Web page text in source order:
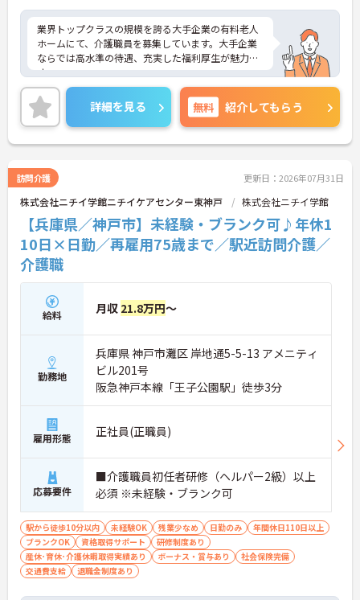
業界トップクラスの規模を誇る大手企業の有料老人
ホームにて、介護職員を募集しています。大手企業
ならでは高水準の待遇、充実した福利厚生が魅力で
す。
ご興味ある方には、面接対策ポイントなど、さらに
詳細をお話しいたしますのでお気軽にご相談くださ
い。
詳細を見る 無料 紹介してもらう
訪問介護 更新日：2026年07月31日
株式会社ニチイ学館ニチイケアセンター東神戸 株式会社ニチイ学館
【兵庫県／神戸市】未経験・ブランク可♪年休1
10日×日勤／再雇用75歳まで／駅近訪問介護／
介護職
給料 月収 21.8万円～
勤務地
兵庫県 神戸市灘区 岸地通5-5-13 アメニティ
ビル201号
阪急神戸本線「王子公園駅」徒歩3分
雇用形態 正社員(正職員)
応募要件
■介護職員初任者研修（ヘルパー2級）以上
必須 ※未経験・ブランク可
駅から徒歩10分以内 未経験OK 残業少なめ 日勤のみ
年間休日110日以上
ブランクOK
資格取得サポート
研修制度あり
産休･育休･介護休暇取得実績あり
ボーナス・賞与あり
社会保険完備
交通費支給
退職金制度あり